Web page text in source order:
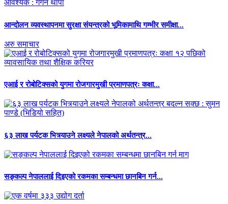
आन्दोलन व्यवस्थापनमा सुरक्षा संयन्त्रको भूमिकामाथि गम्भीर समीक्षा...
अरु समाचार
एआई र रोबोटिक्सको युगमा रोजगारमुखी प्रमाणपत्रः कक्षा...
६३ लाख पर्यटक भित्र्याउने लक्ष्यले नेपालको अर्थतन्त्र...
सङ्कल्प नेपाललाई दिइएको रकमका सम्बन्धमा छानबिन गर्न...